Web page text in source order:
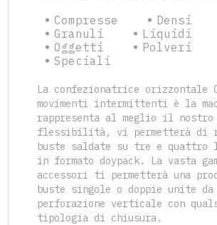
Compresse
Densi
Granuli
Liquidi
Oggetti
Polveri
Speciali
La confezionatrice orizzontale
movimenti intermittenti è la
rappresenta al meglio il nostro
flessibilità, vi permetterà di
buste saldate su tre e quattro
in formato doypack. La vasta
accessori ti permetterà una
buste singole o doppie unite da
perforazione verticale con
tipologia di chiusura.